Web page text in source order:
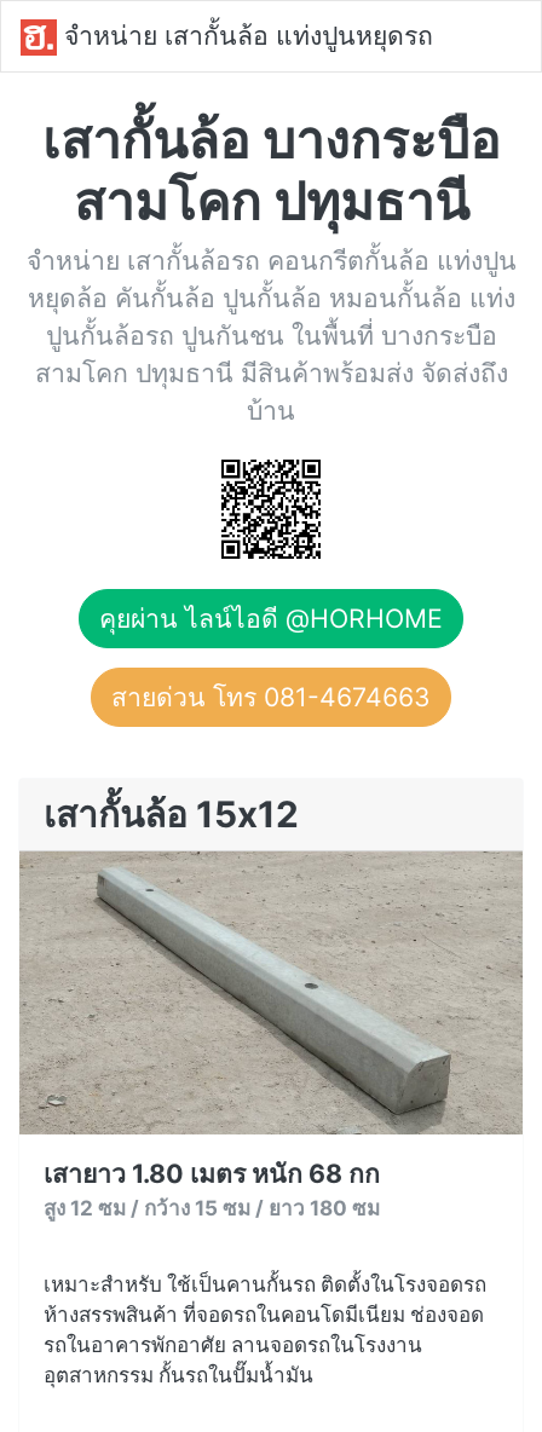
จำหน่าย เสากั้นล้อ แท่งปูนหยุดรถ
เสากั้นล้อ บางกระบือ
สามโคก ปทุมธานี
จำหน่าย เสากั้นล้อรถ คอนกรีตกั้นล้อ แท่งปูน
หยุดล้อ คันกั้นล้อ ปูนกั้นล้อ หมอนกั้นล้อ แท่ง
ปูนกั้นล้อรถ ปูนกันชน ในพื้นที่ บางกระบือ
สามโคก ปทุมธานี มีสินค้าพร้อมส่ง จัดส่งถึง
บ้าน
คุยผ่าน ไลน์ไอดี @HORHOME
สายด่วน โทร 081-4674663
เสากั้นล้อ 15x12
เสายาว 1.80 เมตร หนัก 68 กก
สูง 12 ซม / กว้าง 15 ซม / ยาว 180 ซม
เหมาะสำหรับ ใช้เป็นคานกั้นรถ ติดตั้งในโรงจอดรถ
ห้างสรรพสินค้า ที่จอดรถในคอนโดมีเนียม ช่องจอด
รถในอาคารพักอาศัย ลานจอดรถในโรงงาน
อุตสาหกรรม กั้นรถในปั๊มน้ำมัน